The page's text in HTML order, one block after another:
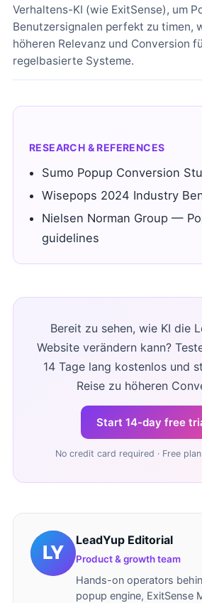
Verhaltens-KI (wie ExitSense), um
Benutzersignalen perfekt zu timen,
höheren Relevanz und Conversion
regelbasierte Systeme.
RESEARCH & REFERENCES
Sumo Popup Conversion
Wisepops 2024 Industry
Nielsen Norman Group —
guidelines
Bereit zu sehen, wie KI die
Website verändern kann?
14 Tage lang kostenlos und
Reise zu höheren
Start 14-day free
No credit card required · Free
LeadYup Editorial
Product & growth team
Hands-on operators
popup engine, ExitSense